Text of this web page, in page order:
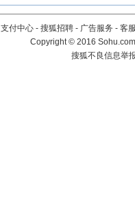
支付中心 - 搜狐招聘 - 广告服务 - 客
Copyright©2016
搜狐不良信息举